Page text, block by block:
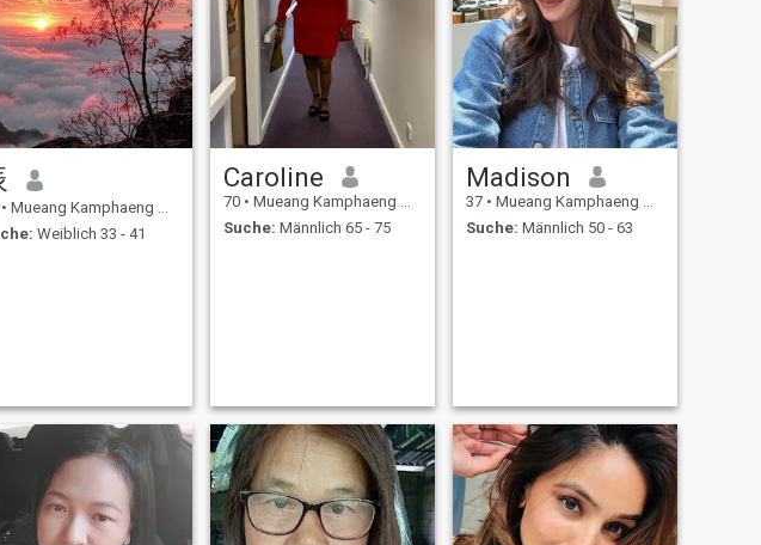
• Mueang Kamphaeng Phet, Kamphaeng Phet, Thailand
Weiblich 33 - 41
Caroline
70 • Mueang Kamphaeng Phet, Kamphaeng Phet, Thailand
Suche: Männlich 65 - 75
Madison
37 • Mueang Kamphaeng Phet, Kamphaeng Phet, Thailand
Suche: Männlich 50 - 63